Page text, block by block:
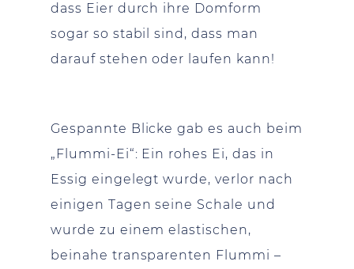
dass Eier durch ihre Domform
sogar so stabil sind, dass man
darauf stehen oder laufen kann!
Gespannte Blicke gab es auch beim
„Flummi-Ei“: Ein rohes Ei, das in
Essig eingelegt wurde, verlor nach
einigen Tagen seine Schale und
wurde zu einem elastischen,
beinahe transparenten Flummi –